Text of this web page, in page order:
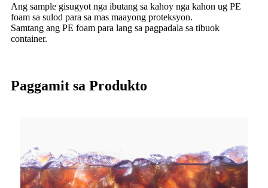
Ang sample gisugyot nga ibutang sa kahoy nga kahon ug PE
foam sa sulod para sa mas maayong proteksyon.
Samtang ang PE foam para lang sa pagpadala sa tibuok
container.
Paggamit sa Produkto